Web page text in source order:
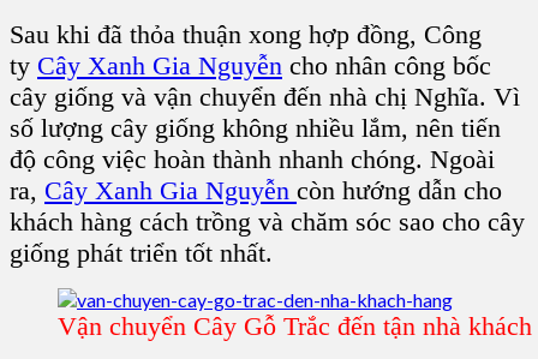
Sau khi đã thỏa thuận xong hợp đồng, Công
ty Cây Xanh Gia Nguyễn cho nhân công bốc
cây giống và vận chuyển đến nhà chị Nghĩa. Vì
số lượng cây giống không nhiều lắm, nên tiến
độ công việc hoàn thành nhanh chóng. Ngoài
ra, Cây Xanh Gia Nguyễn còn hướng dẫn cho
khách hàng cách trồng và chăm sóc sao cho cây
giống phát triển tốt nhất.
Vận chuyển Cây Gỗ Trắc đến tận nhà khách